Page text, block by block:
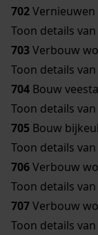
702Vernieuwen
Toon details
703Verbouw
Toon details
704 Bouw
Toon details
705 Bouw
Toon details
706Verbouw
Toon details
707Verbouw
Toon details